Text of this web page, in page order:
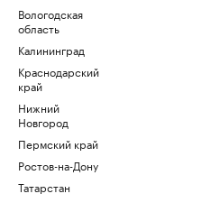
Вологодская
область
Калининград
Краснодарский
край
Нижний
Новгород
Пермский край
Ростов-на-Дону
Татарстан